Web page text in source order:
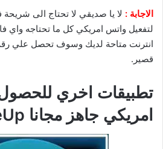
الاجابة : لا يا صديقي لا تحتاج الى
لتفعيل واتس امريكي كل ما تحتاجه واي
قصير.
تطبيقات اخري
امريكي جاهز مجانا TextMeUp